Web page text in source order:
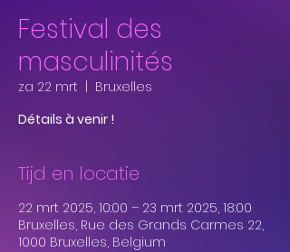
Festival des
masculinités
za 22 mrt
Bruxelles
Détails à venir !
Tijd en locatie
22 mrt 2025, 10:00 – 23 mrt 2025, 18:00
Bruxelles, Rue des Grands Carmes 22,
1000 Bruxelles, Belgium